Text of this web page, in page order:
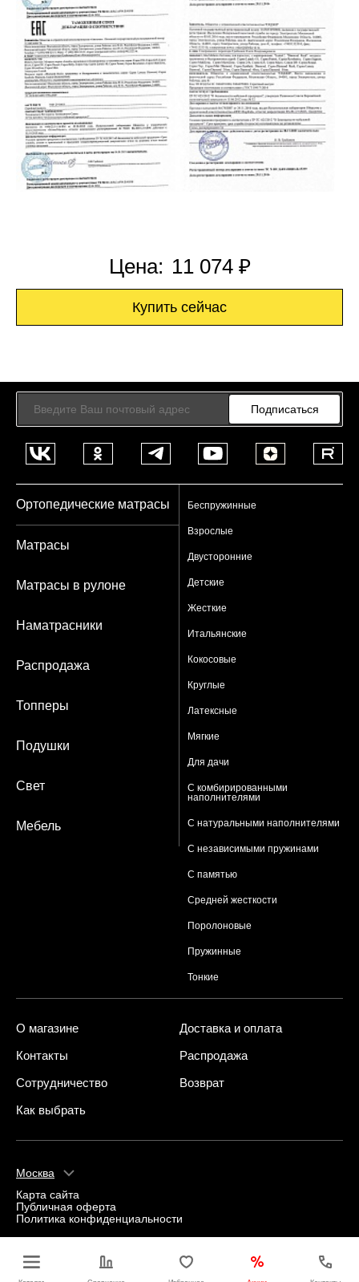
Цена: 11 074 ₽
Купить сейчас
Подписаться
Ортопедические матрасы Беспружинные
Взрослые
Двусторонние
Детские
Жесткие
Итальянские
Кокосовые
Круглые
Латексные
Мягкие
Для дачи
С комбирированными
наполнителями
С натуральными наполнителями
С независимыми пружинами
С памятью
Средней жесткости
Поролоновые
Пружинные
Тонкие
Матрасы
Матрасы в рулоне
Наматрасники
Распродажа
Топперы
Подушки
Свет
Мебель
О магазине
Доставка и оплата
Контакты
Распродажа
Сотрудничество
Возврат
Как выбрать
Москва
Карта сайта
Публичная оферта
Политика конфиденциальности